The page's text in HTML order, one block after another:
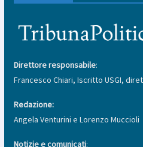
Direttore responsabile:
Francesco Chiari, Iscritto USGI,
Redazione:
Angela Venturini e Lorenzo Muccioli
Notizie e comunicati: